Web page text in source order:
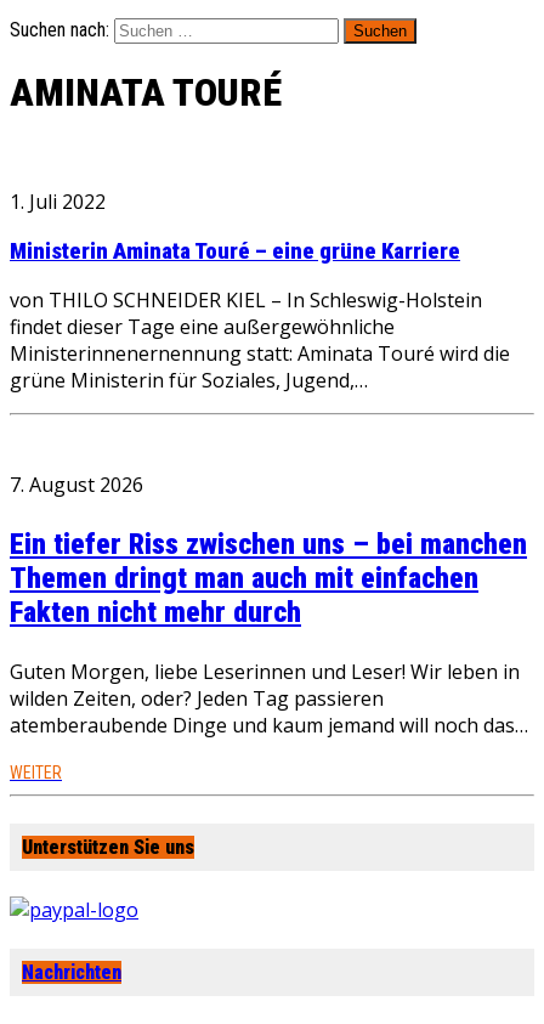
Suchen nach:
AMINATA TOURÉ
1. Juli 2022
Ministerin Aminata Touré – eine grüne Karriere
von THILO SCHNEIDER KIEL – In Schleswig-Holstein
findet dieser Tage eine außergewöhnliche
Ministerinnenernennung statt: Aminata Touré wird die
grüne Ministerin für Soziales, Jugend,…
7. August 2026
Ein tiefer Riss zwischen uns – bei manchen
Themen dringt man auch mit einfachen
Fakten nicht mehr durch
Guten Morgen, liebe Leserinnen und Leser! Wir leben in
wilden Zeiten, oder? Jeden Tag passieren
atemberaubende Dinge und kaum jemand will noch das…
WEITER
Unterstützen Sie uns
Nachrichten